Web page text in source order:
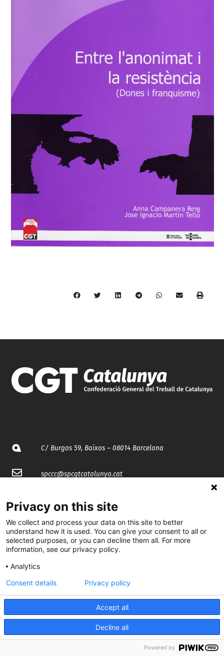
C/ Burgos 59, Baixos – 08014 Barcelona
spccc@spcgtcatalunya.cat
@CGTCatalunya
cgtcatalunya
CGTCatalunya
cgtcatalunya
Desenvolupat per
Privacy on this site
We collect and process your data on this site to better
understand how it is used. You can give your consent to all or
selected purposes, or you can decline them all. For more
information, see our privacy policy.
Analytics
Accept all
Decline all
Consent details Privacy policy
Powered by